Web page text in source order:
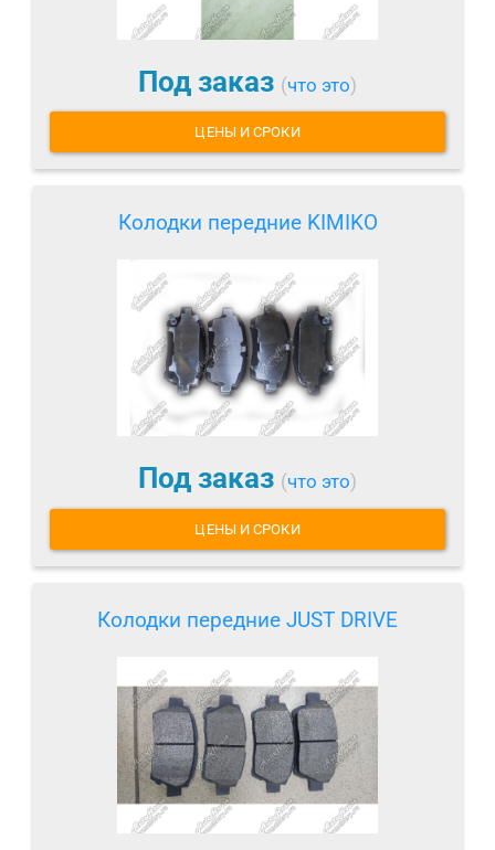
Под заказ (что это)
ЦЕНЫ И СРОКИ
Колодки передние KIMIKO
Под заказ (что это)
ЦЕНЫ И СРОКИ
Колодки передние JUST DRIVE